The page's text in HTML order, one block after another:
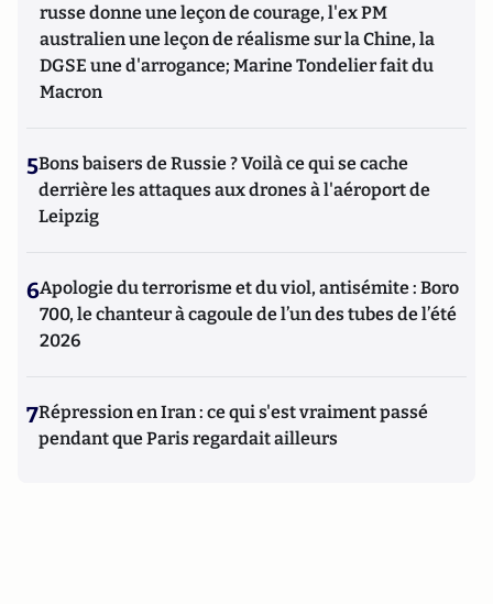
russe donne une leçon de courage, l'ex PM
australien une leçon de réalisme sur la Chine, la
DGSE une d'arrogance; Marine Tondelier fait du
Macron
5Bons baisers de Russie ? Voilà ce qui se cache
derrière les attaques aux drones à l'aéroport de
Leipzig
6Apologie du terrorisme et du viol, antisémite : Boro
700, le chanteur à cagoule de l’un des tubes de l’été
2026
7Répression en Iran : ce qui s'est vraiment passé
pendant que Paris regardait ailleurs